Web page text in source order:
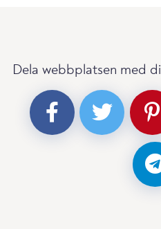
Dela webbplatsen med